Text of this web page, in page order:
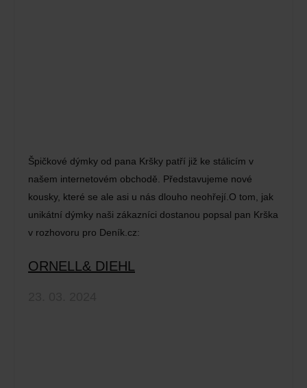
Špičkové dýmky od pana Kršky patří již ke stálicím v
našem internetovém obchodě. Představujeme nové
kousky, které se ale asi u nás dlouho neohřejí.O tom, jak
unikátní dýmky naši zákazníci dostanou popsal pan Krška
v rozhovoru pro Deník.cz:
ORNELL& DIEHL